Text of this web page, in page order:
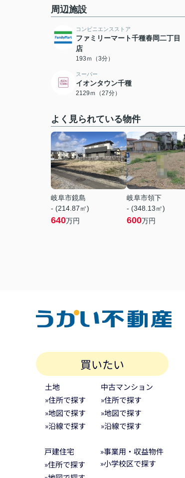
周辺施設
コンビニエンスストア
ファミリーマート千種春岡二丁目
店
193ｍ（3分）
スーパー
イオンタウン千種
2129ｍ（27分）
よく見られている物件
岐阜市鏡島
- (214.87㎡)
640万円
岐阜市領下
- (348.13㎡)
600万円
買いたい
土地
»住所で探す
»地図で探す
»沿線で探す
中古マンション
»住所で探す
»地図で探す
»沿線で探す
戸建住宅
»住所で探す
»事業用・収益物件
»小学校区で探す